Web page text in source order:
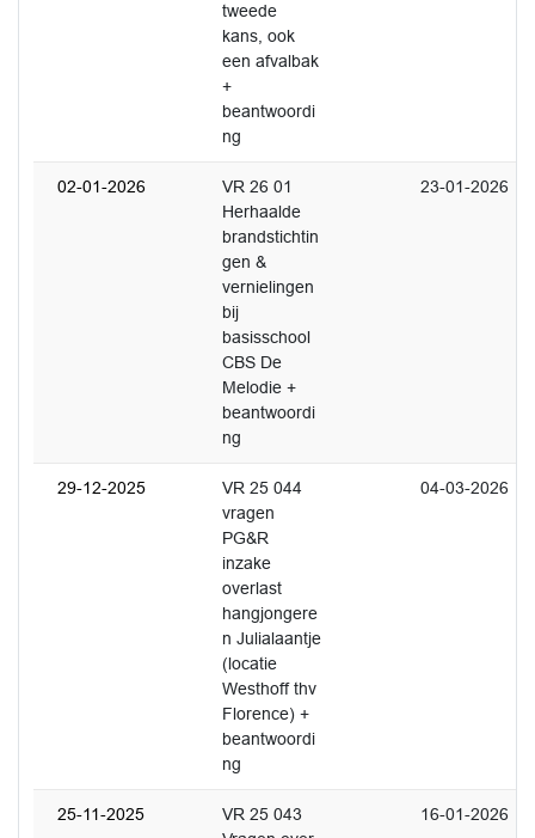
tweede
kans, ook
een afvalbak
+
beantwoordi
ng
02-01-2026
VR 26 01
Herhaalde
brandstichtin
gen &
vernielingen
bij
basisschool
CBS De
Melodie +
beantwoordi
ng
23-01-2026
29-12-2025
VR 25 044
vragen
PG&R
inzake
overlast
hangjongere
n Julialaantje
(locatie
Westhoff thv
Florence) +
beantwoordi
ng
04-03-2026
25-11-2025
VR 25 043
16-01-2026